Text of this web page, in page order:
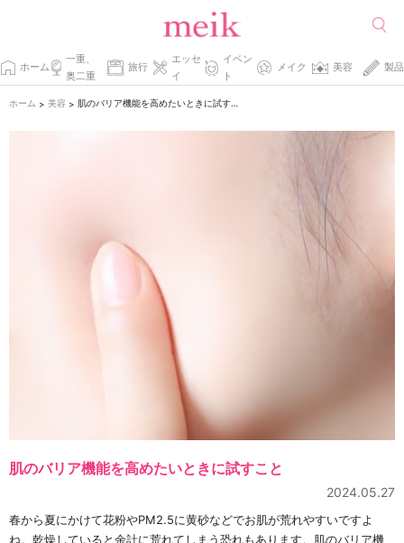
ホーム
一重、
奥二重
旅行
エッセ
イ
イベン
ト
メイク 美容 製品
ホーム > 美容 > 肌のバリア機能を高めたいときに試すこと
肌のバリア機能を高めたいときに試すこと
2024.05.27
春から夏にかけて花粉やPM2.5に黄砂などでお肌が荒れやすいですよ
ね。乾燥していると余計に荒れてしまう恐れもあります。肌のバリア機